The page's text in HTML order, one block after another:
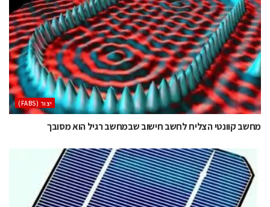
‫יצור (‪(FABS‬‬
מחשב קוונטי הצליח לחשב חישוב שבמחשב רגיל הוא מסובך